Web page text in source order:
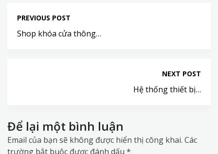
PREVIOUS POST
Shop khóa cửa thông…
NEXT POST
Hệ thống thiết bị…
Để lại một bình luận
Email của bạn sẽ không được hiển thị công khai. Các
trường bắt buộc được đánh dấu *